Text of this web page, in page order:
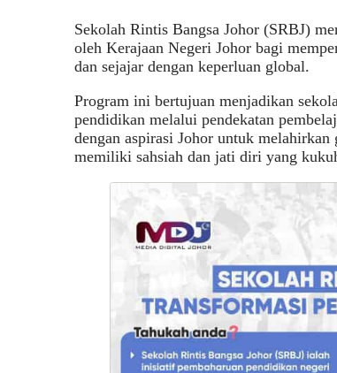
Sekolah Rintis Bangsa Johor (SRBJ)
oleh Kerajaan Negeri Johor bagi
dan sejajar dengan keperluan global.
Program ini bertujuan menjadikan
pendidikan melalui pendekatan
dengan aspirasi Johor untuk
memiliki sahsiah dan jati diri yang